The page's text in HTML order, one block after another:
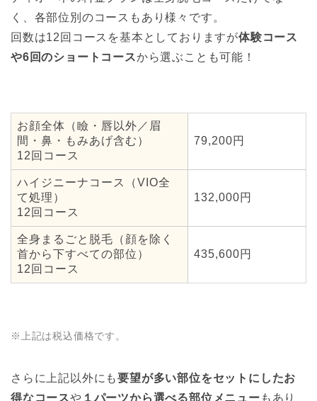
く、各部位別のコースもあり様々です。
回数は12回コースを基本としておりますが体験コース
や6回のショートコースから選ぶことも可能！
お顔全体（瞼・唇以外／眉
間・鼻・もみあげ含む）
12回コース
79,200円
ハイジニーナコース（VIO全
て処理）
12回コース
132,000円
全身まるごと脱毛（顔を除く
首から下すべての部位）
12回コース
435,600円
※上記は税込価格です。
さらに上記以外にも要望が多い部位をセットにしたお
得なコースや １パーツから選べる部位メニュー もあり